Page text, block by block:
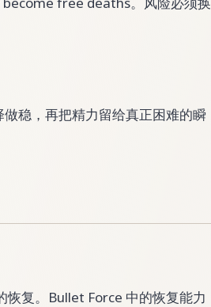
稳，再把精力留给真正困难的瞬
恢复。Bullet Force 中的恢复能力